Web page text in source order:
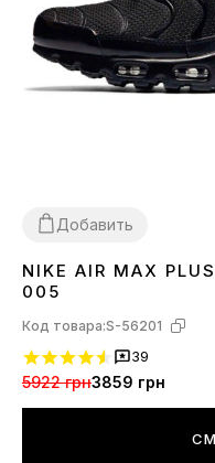
Добавить
3637 38 39 404142 434445
NIKE AIR MAX
005
Код товара:S-56201
39
5922 грн3859 грн